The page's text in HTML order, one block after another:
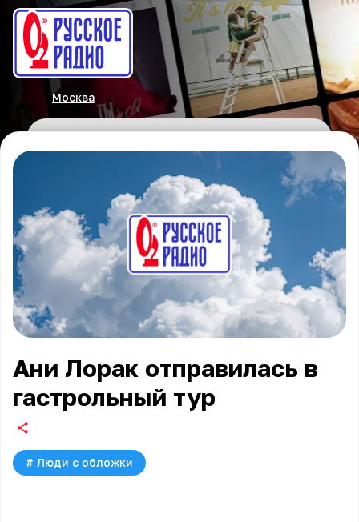
Москва
Ани Лорак отправилась в
гастрольный тур
# Люди с обложки